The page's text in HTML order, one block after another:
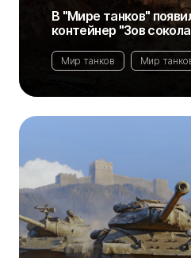
В "Мире танков"
контейнер "Зов
Мир танков Мир